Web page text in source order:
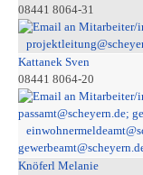
08441 8064-31
Kattanek Sven
08441 8064-20
Knöferl Melanie